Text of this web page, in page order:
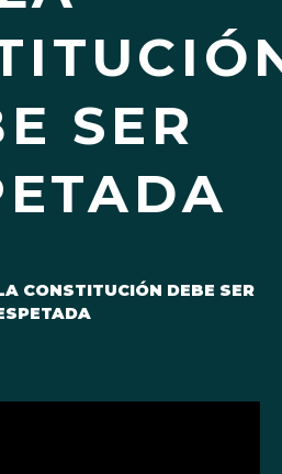
SER
CONSTITUCIÓN DEBE SER